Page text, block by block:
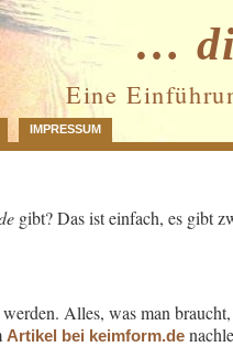
…
Eine
IMPRESSUM
gibt? Das ist einfach, es gibt
werden. Alles, was man
Artikel bei keimform.de